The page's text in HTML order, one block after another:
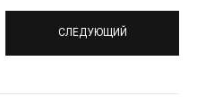
СЛЕДУЮЩИЙ